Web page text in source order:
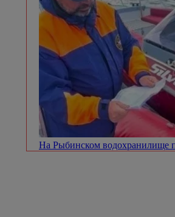
На Рыбинском водохранилище